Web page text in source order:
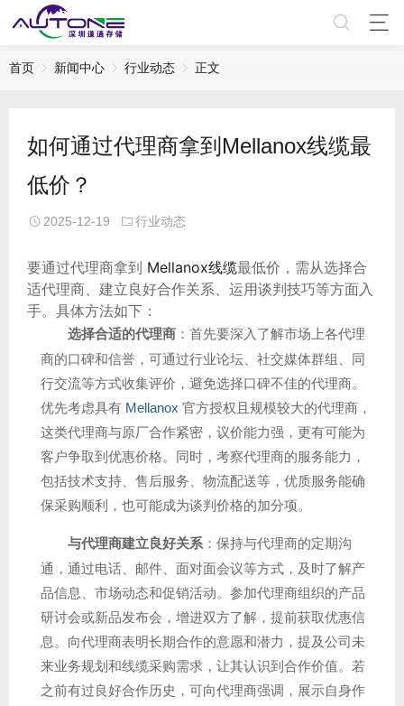
首页 新闻中心 行业动态 正文
如何通过代理商拿到Mellanox线缆最
低价？
2025-12-19 行业动态
要通过代理商拿到 Mellanox线缆最低价，需从选择合
适代理商、建立良好合作关系、运用谈判技巧等方面入
手。具体方法如下：
选择合适的代理商 ：首先要深入了解市场上各代理
商的口碑和信誉，可通过行业论坛、社交媒体群组、同
行交流等方式收集评价，避免选择口碑不佳的代理商。
优先考虑具有 Mellanox 官方授权且规模较大的代理商，
这类代理商与原厂合作紧密，议价能力强，更有可能为
客户争取到优惠价格。同时，考察代理商的服务能力，
包括技术支持、售后服务、物流配送等，优质服务能确
保采购顺利，也可能成为谈判价格的加分项。
与代理商建立良好关系 ：保持与代理商的定期沟
通，通过电话、邮件、面对面会议等方式，及时了解产
品信息、市场动态和促销活动。参加代理商组织的产品
研讨会或新品发布会，增进双方了解，提前获取优惠信
息。向代理商表明长期合作的意愿和潜力，提及公司未
来业务规划和线缆采购需求，让其认识到合作价值。若
之前有过良好合作历史，可向代理商强调，展示自身作